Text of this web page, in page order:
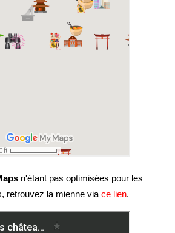
n'étant pas optimisées pour les
retrouvez la mienne via ce lien.